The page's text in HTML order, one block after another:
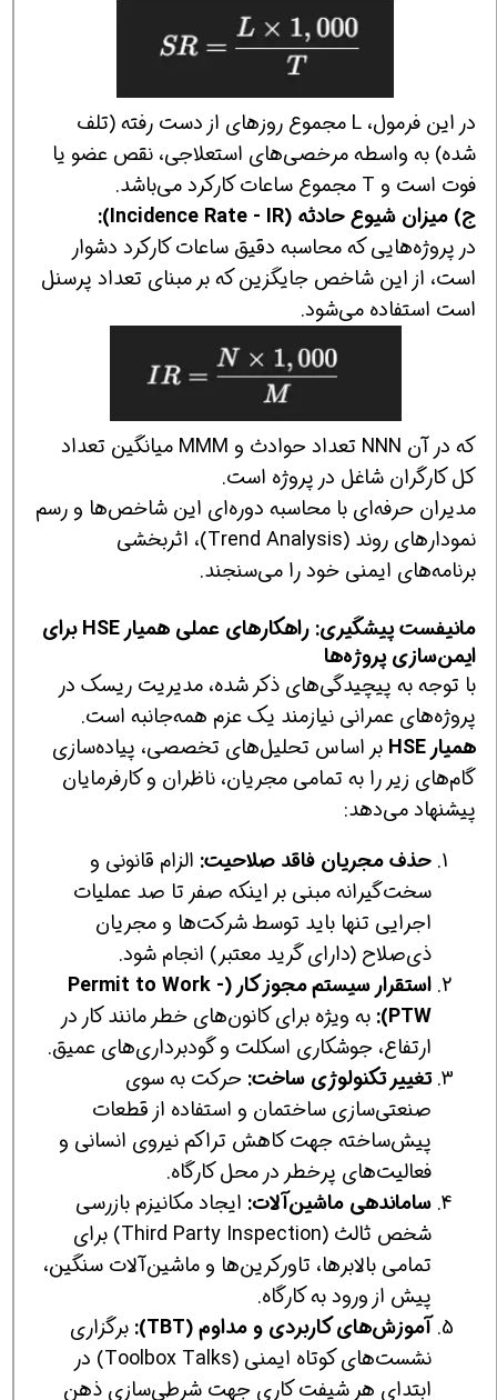
در این فرمول، L مجموع روزهای از دست رفته (تلف
شده) به واسطه مرخصی‌های استعلاجی، نقص عضو یا
فوت است و T مجموع ساعات کارکرد می‌باشد.
ج) میزان شیوع حادثه (Incidence Rate - IR):
در پروژه‌هایی که محاسبه دقیق ساعات کارکرد دشوار
است، از این شاخص جایگزین که بر مبنای تعداد پرسنل
است استفاده می‌شود.
که در آن NNN تعداد حوادث و MMM میانگین تعداد
کل کارگران شاغل در پروژه است.
مدیران حرفه‌ای با محاسبه دوره‌ای این شاخص‌ها و رسم
نمودارهای روند (Trend Analysis)، اثربخشی
برنامه‌های ایمنی خود را می‌سنجند.
مانیفست پیشگیری: راهکارهای عملی همیار HSE برای
ایمن‌سازی پروژه‌ها
با توجه به پیچیدگی‌های ذکر شده، مدیریت ریسک در
پروژه‌های عمرانی نیازمند یک عزم همه‌جانبه است.
همیار HSE
بر اساس تحلیل‌های تخصصی، پیاده‌سازی
گام‌های زیر را به تمامی مجریان، ناظران و کارفرمایان
پیشنهاد می‌دهد:
حذف مجریان فاقد صلاحیت: الزام قانونی و
سخت‌گیرانه مبنی بر اینکه صفر تا صد عملیات
اجرایی تنها باید توسط شرکت‌ها و مجریان
ذی‌صلاح (دارای گرید معتبر) انجام شود.
استقرار سیستم مجوز کار (Permit to Work -
PTW):
به ویژه برای کانون‌های خطر مانند کار در
ارتفاع، جوشکاری اسکلت و گودبرداری‌های عمیق.
تغییر تکنولوژی ساخت: حرکت به سوی
صنعتی‌سازی ساختمان و استفاده از قطعات
پیش‌ساخته جهت کاهش تراکم نیروی انسانی و
فعالیت‌های پرخطر در محل کارگاه.
ساماندهی ماشین‌آلات: ایجاد مکانیزم بازرسی
شخص ثالث (Third Party Inspection) برای
تمامی بالابرها، تاورکرین‌ها و ماشین‌آلات سنگین،
پیش از ورود به کارگاه.
آموزش‌های کاربردی و مداوم (TBT):
برگزاری
نشست‌های کوتاه ایمنی (Toolbox Talks) در
ابتدای هر شیفت کاری جهت شرطی‌سازی ذهن